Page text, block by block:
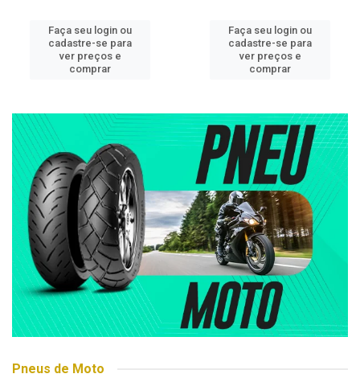
Faça seu login ou
cadastre-se para
ver preços e
comprar
Faça seu login ou
cadastre-se para
ver preços e
comprar
Pneus de Moto